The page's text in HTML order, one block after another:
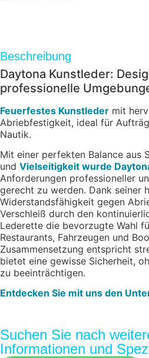
Beschreibung
Daytona Kunstleder:
professionelle
Feuerfestes Kunstleder mit
Abriebfestigkeit, ideal für
Nautik.
Mit einer perfekten Balance aus
und Vielseitigkeit wurde
Anforderungen professioneller
gerecht zu werden. Dank seiner
Widerstandsfähigkeit gegen
Verschleiß durch den
Lederette die bevorzugte Wahl
Restaurants, Fahrzeugen und
Zusammensetzung entspricht
bietet eine gewisse Sicherheit,
zu beeinträchtigen.
Entdecken Sie mit uns den
Suchen Sie nach
Informationen und